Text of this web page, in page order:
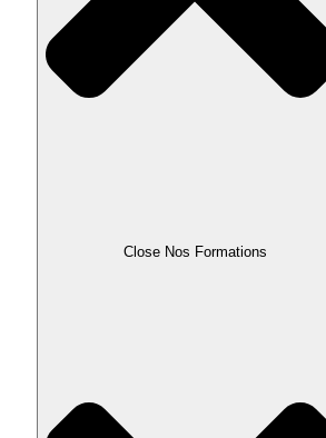
Close Nos Formations